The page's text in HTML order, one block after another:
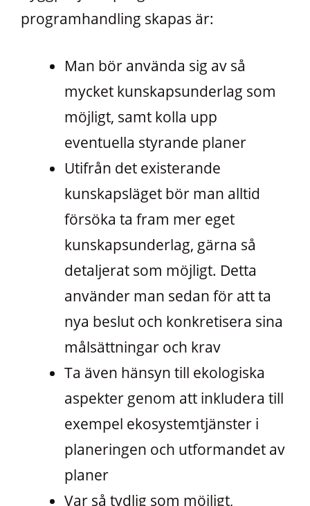
programhandling skapas är:
Man bör använda sig av så
mycket kunskapsunderlag som
möjligt, samt kolla upp
eventuella styrande planer
Utifrån det existerande
kunskapsläget bör man alltid
försöka ta fram mer eget
kunskapsunderlag, gärna så
detaljerat som möjligt. Detta
använder man sedan för att ta
nya beslut och konkretisera sina
målsättningar och krav
Ta även hänsyn till ekologiska
aspekter genom att inkludera till
exempel ekosystemtjänster i
planeringen och utformandet av
planer
Var så tydlig som möjligt,